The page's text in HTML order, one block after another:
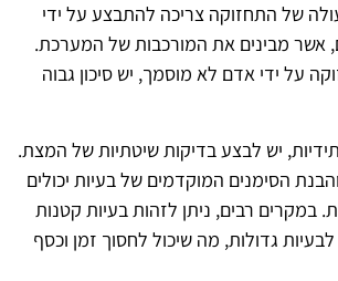
של התחזוקה צריכה להתבצע על ידי
אשר מבינים את המורכבות של המערכת.
על ידי אדם לא מוסמך, יש סיכון גבוה
יש לבצע בדיקות שיטתיות של המצת.
הסימנים המוקדמים של בעיות יכולים
במקרים רבים, ניתן לזהות בעיות קטנות
גדולות, מה שיכול לחסוך זמן וכסף